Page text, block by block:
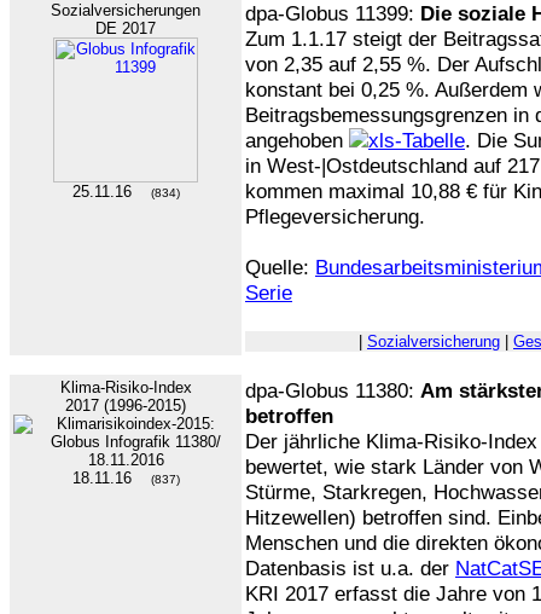
Sozialversicherungen
DE 2017
25.11.16 (834)
dpa-Globus 11399: Die soziale
Zum 1.1.17 steigt der
von 2,35 auf 2,55 %. Der
konstant bei 0,25 %. Außerdem
Beitragsbemessungsgrenzen in
angehoben
. Die
in West-|Ostdeutschland auf
kommen maximal 10,88 € für
Pflegeversicherung.
Quelle:
Serie
Sozialversicherung
Klima-Risiko-Index
2017 (1996-2015)
18.11.16 (837)
dpa-Globus 11380: Am
betroffen
Der jährliche Klima-Risiko-
bewertet, wie stark Länder von
Stürme, Starkregen,
Hitzewellen) betroffen sind.
Menschen und die direkten
Datenbasis ist u.a. der
KRI 2017 erfasst die Jahre von